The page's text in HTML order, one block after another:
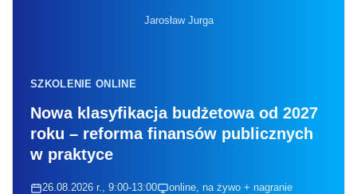
Jarosław Jurga
SZKOLENIE ONLINE
Nowa klasyfikacja budżetowa od 2027
roku – reforma finansów publicznych
w praktyce
26.08.2026 r., 9:00-13:00 online, na żywo + nagranie